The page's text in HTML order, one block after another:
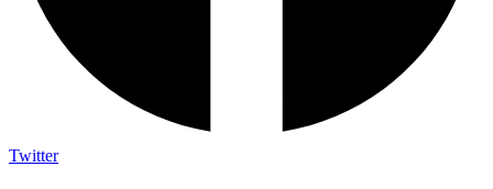
Twitter